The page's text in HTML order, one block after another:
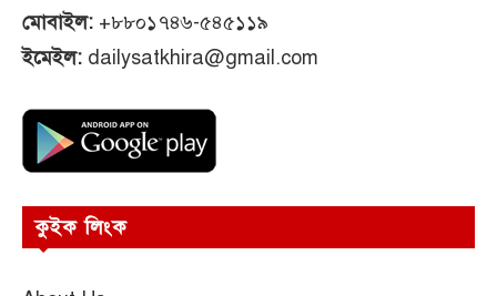
মোবাইল: +৮৮০১৭৪৬-৫৪৫১১৯
ইমেইল: dailysatkhira@gmail.com
কুইক লিংক